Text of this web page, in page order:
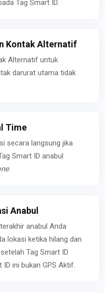
Tag Smart ID.
Kontak Alternatif
Alternatif untuk
darurat utama tidak
Time
secara langsung jika
Smart ID anabul
.
Anabul
anabul Anda
lokasi ketika hilang dan
Tag Smart ID
ID ini bukan GPS Aktif.